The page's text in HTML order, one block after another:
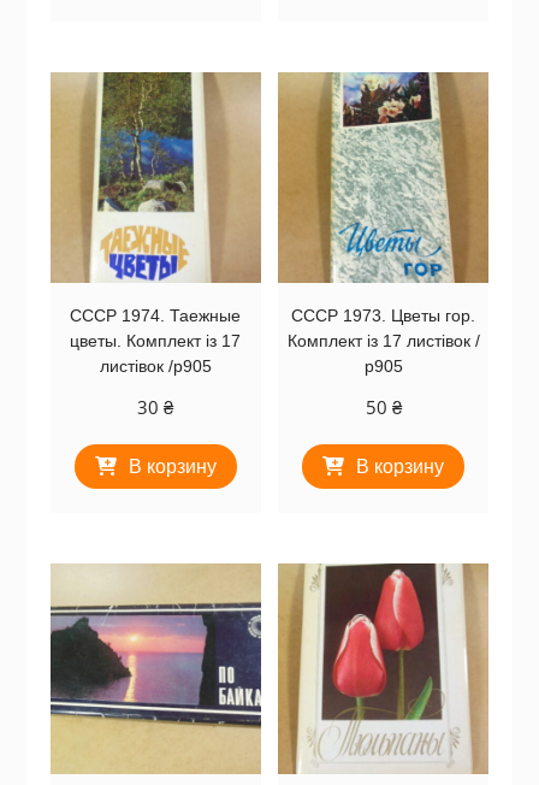
СССР 1974. Таежные
цветы. Комплект із 17
листівок /р905
30₴
В корзину
СССР 1973. Цветы гор.
Комплект із 17 листівок /
р905
50 ₴
В корзину